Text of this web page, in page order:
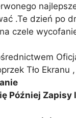
.Te dzień po
czele
Tło Ekranu
Później Zapisy